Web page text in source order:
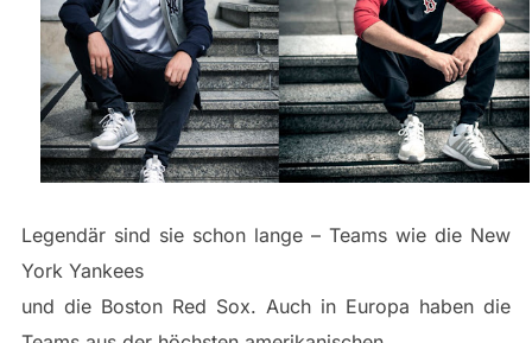
Legendär sind sie schon lange – Teams wie die New
York Yankees
und die Boston Red Sox. Auch in Europa haben die